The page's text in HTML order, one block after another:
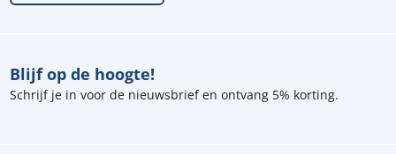
Blijf op de hoogte!
Schrijf je in voor de nieuwsbrief en ontvang 5% korting.